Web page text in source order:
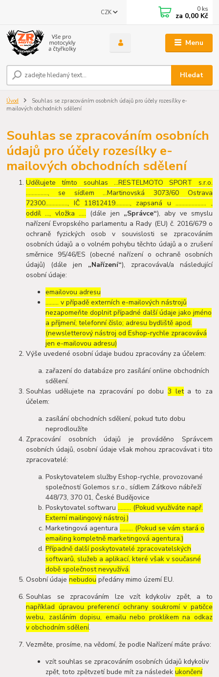
Menu
CZK
Hledat
0 ks
za 0,00 Kč
Úvod
Souhlas se zpracováním osobních údajů pro účely rozesílky e-
mailových obchodních sdělení
Souhlas se zpracováním osobních
údajů pro účely rozesílky e-
mailových obchodních sdělení
Udělujete tímto souhlas …RESTELMOTO SPORT s.r.o.
…………..., se sídlem …Martinovská 3073/60 Ostrava
72300……………, IČ 11812419………., zapsaná u ………………… ,
oddíl …, vložka ….. (dále jen „Správce“), aby ve smyslu
nařízení Evropského parlamentu a Rady (EU) č. 2016/679 o
ochraně fyzických osob v souvislosti se zpracováním
osobních údajů a o volném pohybu těchto údajů a o zrušení
směrnice 95/46/ES (obecné nařízení o ochraně osobních
údajů) (dále jen „Nařízení“), zpracovával/a následující
osobní údaje:
emailovou adresu
……… v případě externích e-mailových nástrojů
nezapomeňte doplnit případné další údaje jako jméno
a příjmení; telefonní číslo; adresu bydliště apod.
(newsletterový nástroj od Eshop-rychle zpracovává
jen e-mailovou adresu)
Výše uvedené osobní údaje budou zpracovány za účelem:
zařazení do databáze pro zasílání online obchodních
sdělení.
Souhlas udělujete na zpracování po dobu3 leta to za
účelem:
zasílání obchodních sdělení, pokud tuto dobu
neprodloužíte
Zpracování osobních údajů je prováděno Správcem
osobních údajů, osobní údaje však mohou zpracovávat i tito
zpracovatelé:
Poskytovatelem služby Eshop-rychle, provozované
společností Golemos s.r.o., sídlem Zátkovo nábřeží
448/73, 370 01, České Budějovice
Poskytovatel softwaru……… (Pokud využíváte např.
Externí mailingový nástroj.)
Marketingová agentura……… (Pokud se vám stará o
emailing kompletně marketingová agentura.)
Případně další poskytovatelé zpracovatelských
softwarů, služeb a aplikací, které však v současné
době společnost nevyužívá.
Osobní údajenebudou předány mimo území EU.
Souhlas se zpracováním lze vzít kdykoliv zpět, a to
například úpravou preferencí ochrany soukromí v patičce
webu, zasláním dopisu, emailu nebo proklikem na odkaz
v obchodním sdělení.
Vezměte, prosíme, na vědomí, že podle Nařízení máte právo:
vzít souhlas se zpracováním osobních údajů kdykoliv
zpět, toto zpětvzetí bude mít za následekukončení